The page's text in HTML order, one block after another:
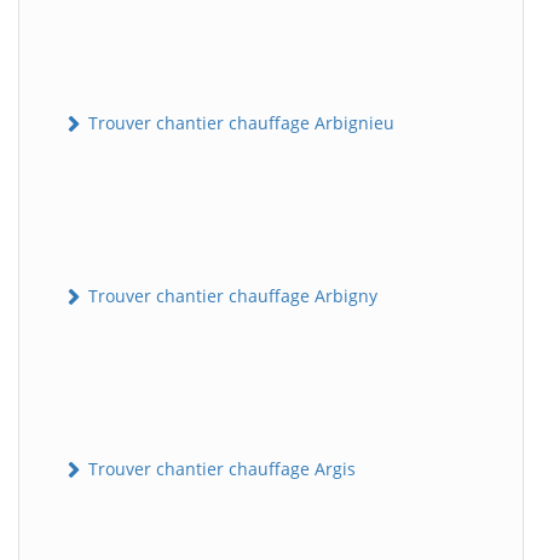
Trouver chantier chauffage Arbignieu
Trouver chantier chauffage Arbigny
Trouver chantier chauffage Argis